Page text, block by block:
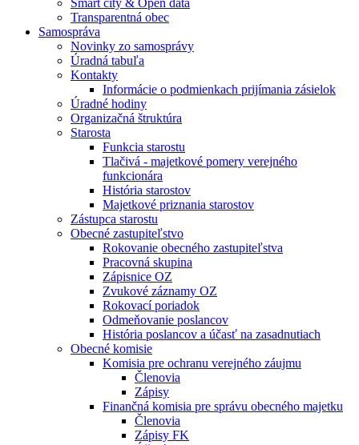
Smart city & Open data
Transparentná obec
Samospráva
Novinky zo samosprávy
Úradná tabuľa
Kontakty
Informácie o podmienkach prijímania zásielok
Úradné hodiny
Organizačná štruktúra
Starosta
Funkcia starostu
Tlačivá - majetkové pomery verejného
funkcionára
História starostov
Majetkové priznania starostov
Zástupca starostu
Obecné zastupiteľstvo
Rokovanie obecného zastupiteľstva
Pracovná skupina
Zápisnice OZ
Zvukové záznamy OZ
Rokovací poriadok
Odmeňovanie poslancov
História poslancov a účasť na zasadnutiach
Obecné komisie
Komisia pre ochranu verejného záujmu
Členovia
Zápisy
Finančná komisia pre správu obecného majetku
Členovia
Zápisy FK